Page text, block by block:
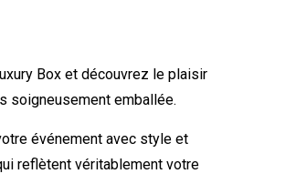
Box et découvrez le plaisir
soigneusement emballée.
événement avec style et
reflètent véritablement votre